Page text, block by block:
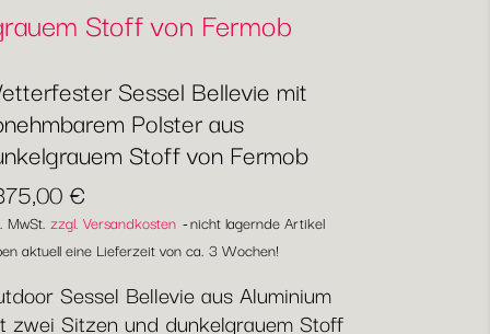
Stoff von Fermob
Sessel Bellevie mit
Polster aus
Stoff von Fermob
€
MwSt. zzgl. Versandkosten nicht lagernde Artikel
aktuell eine Lieferzeit von ca. 3 Wochen!
Sessel Bellevie aus Aluminium
zwei Sitzen und dunkelgrauem Stoff